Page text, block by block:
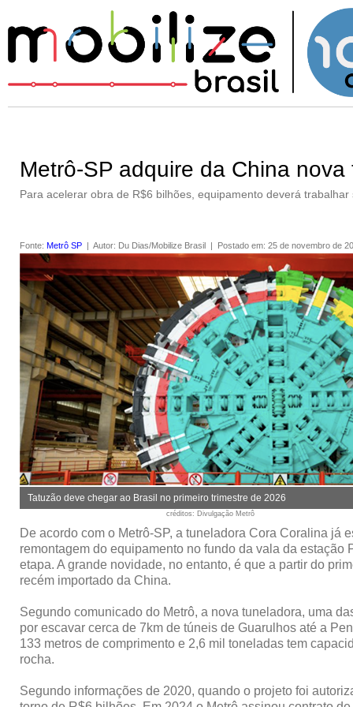
Metrô-SP adquire da China
Para acelerar obra de R$6 bilhões, equipamento deverá
Fonte: Metrô SP | Autor: Du Dias/Mobilize Brasil | Postado em: 25 de novembro de
Tatuzão deve chegar ao Brasil no primeiro trimestre de 2026
créditos: Divulgação Metrô
De acordo com o Metrô-SP, a tuneladora Cora Coralina já
remontagem do equipamento no fundo da vala da
etapa. A grande novidade, no entanto, é que a partir do
recém importado da China.
Segundo comunicado do Metrô, a nova tuneladora, uma
por escavar cerca de 7km de túneis de Guarulhos até a
133 metros de comprimento e 2,6 mil toneladas tem
rocha.
Segundo informações de 2020, quando o projeto foi